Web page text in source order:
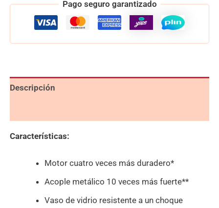
Pago seguro garantizado
Descripción
Características:
Motor cuatro veces más duradero*
Acople metálico 10 veces más fuerte**
Vaso de vidrio resistente a un choque